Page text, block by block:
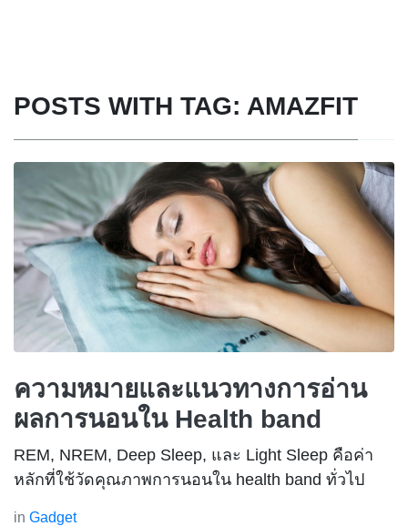
POSTS WITH TAG: AMAZFIT
ความหมายและแนวทางการอ่าน
ผลการนอนใน Health band
REM, NREM, Deep Sleep, และ Light Sleep คือค่า
หลักที่ใช้วัดคุณภาพการนอนใน health band ทั่วไป
in Gadget